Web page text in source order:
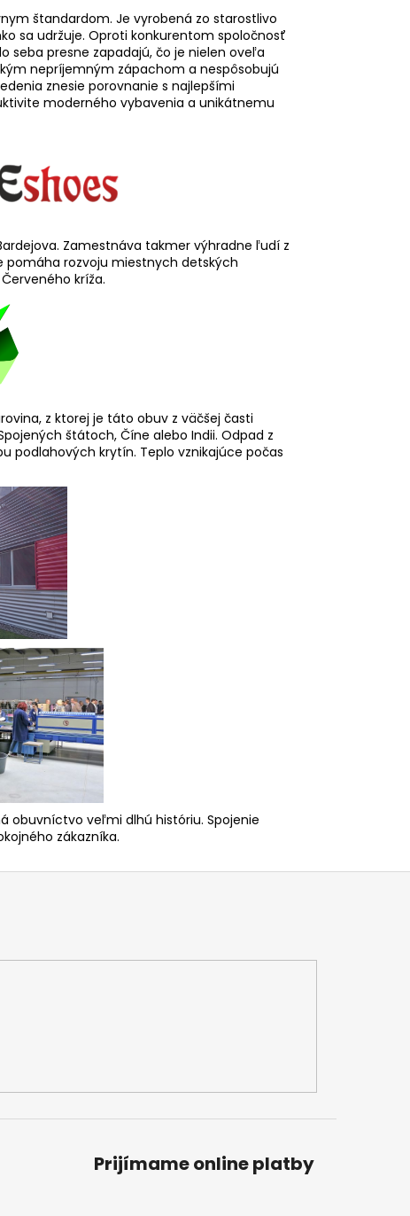
štandardom. Je vyrobená zo starostlivo
sa udržuje. Oproti konkurentom spoločnosť
seba presne zapadajú, čo je nielen oveľa
nepríjemným zápachom a nespôsobujú
znesie porovnanie s najlepšími
moderného vybavenia a unikátnemu
Zamestnáva takmer výhradne ľudí z
pomáha rozvoju miestnych detských
kríža.
z ktorej je táto obuv z väčšej časti
štátoch, Číne alebo Indii. Odpad z
podlahových krytín. Teplo vznikajúce počas
obuvníctvo veľmi dlhú históriu. Spojenie
zákazníka.
Prijímame online platby